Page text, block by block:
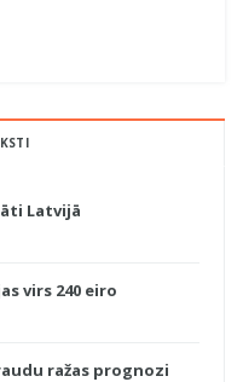
Latvijā
virs 240 eiro
ražas prognozi